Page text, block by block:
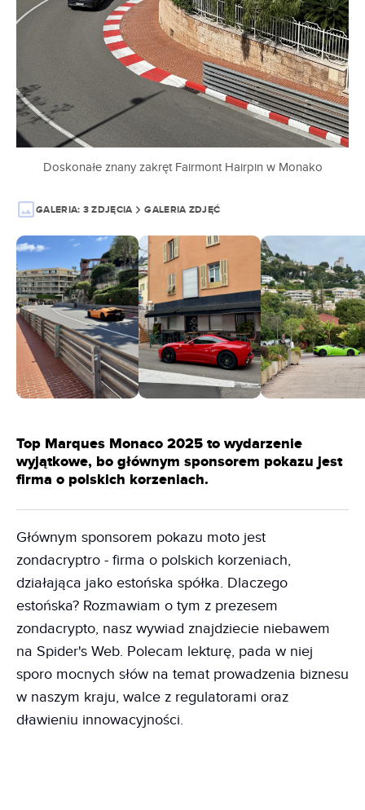
Doskonałe znany zakręt Fairmont Hairpin w Monako
GALERIA: 3 ZDJĘCIA GALERIA ZDJĘĆ
Top Marques Monaco 2025 to wydarzenie
wyjątkowe, bo głównym sponsorem pokazu jest
firma o polskich korzeniach.
Głównym sponsorem pokazu moto jest
zondacryptro - firma o polskich korzeniach,
działająca jako estońska spółka. Dlaczego
estońska? Rozmawiam o tym z prezesem
zondacrypto, nasz wywiad znajdziecie niebawem
na Spider's Web. Polecam lekturę, pada w niej
sporo mocnych słów na temat prowadzenia biznesu
w naszym kraju, walce z regulatorami oraz
dławieniu innowacyjności.